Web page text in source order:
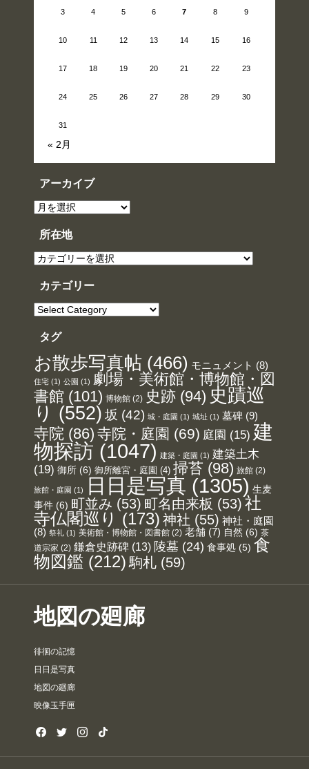
3 4 5 6 7 8 9
10 11 12 13 14 15 16
17 18 19 20 21 22 23
24 25 26 27 28 29 30
31
« 2月
アーカイブ
ア
ー
イ
ブ
所在地
所
在
カテゴリー
カ
テ
リ
ー
タグ
お散歩写真帖 (466) モニュメント (8)
住宅 (1) 公園 (1) 劇場・美術館・博物館・図
書館 (101) 博物館 (2) 史跡 (94) 史蹟巡
り (552) 坂 (42) 城・庭園 (1) 城址 (1) 墓碑 (9)
寺院 (86) 寺院・庭園 (69) 庭園 (15) 建
物探訪 (1047) 建築・庭園 (1) 建築土木
(19) 御所 (6) 御所離宮・庭園 (4) 掃苔 (98) 旅館 (2)
旅館・庭園 (1) 日日是写真 (1305) 生麦
事件 (6) 町並み (53) 町名由来板 (53) 社
寺仏閣巡り (173) 神社 (55) 神社・庭園
(8) 祭礼 (1) 美術館・博物館・図書館 (2) 老舗 (7) 自然 (6) 茶
道宗家 (2) 鎌倉史跡碑 (13) 陵墓 (24) 食事処 (5) 食
物図鑑 (212) 駒札 (59)
地図の廻廊
徘徊の記憶
日日是写真
地図の廻廊
映像玉手匣